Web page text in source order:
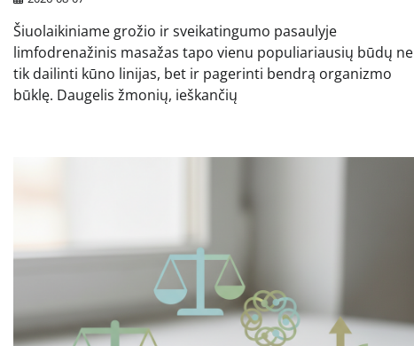
Šiuolaikiniame grožio ir sveikatingumo pasaulyje
limfodrenažinis masažas tapo vienu populiariausių būdų ne
tik dailinti kūno linijas, bet ir pagerinti bendrą organizmo
būklę. Daugelis žmonių, ieškančių